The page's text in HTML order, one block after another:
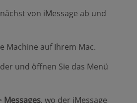
von iMessage ab und
Machine auf Ihrem Mac.
und öffnen Sie das Menü
Messages, wo der iMessage